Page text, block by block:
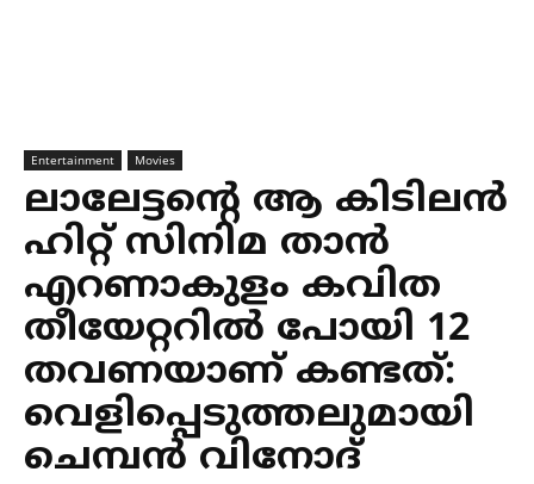
Entertainment Movies
ലാലേട്ടന്റെ ആ കിടിലൻ
ഹിറ്റ് സിനിമ താൻ
എറണാകുളം കവിത
തീയേറ്ററിൽ പോയി 12
തവണയാണ് കണ്ടത്:
വെളിപ്പെടുത്തലുമായി
ചെമ്പൻ വിനോദ്